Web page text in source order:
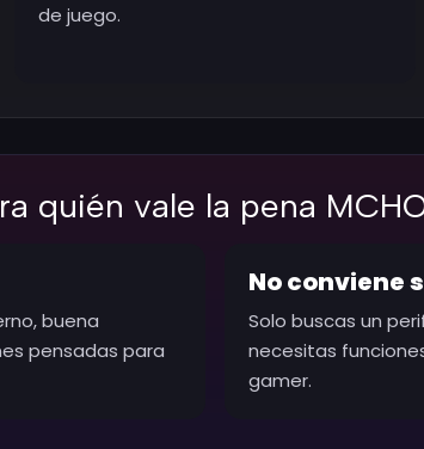
de juego.
quién vale la pena
buena
pensadas para
No conviene
Solo buscas un
necesitas
gamer.